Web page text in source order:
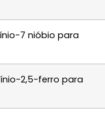
7 nióbio para
2,5-ferro para